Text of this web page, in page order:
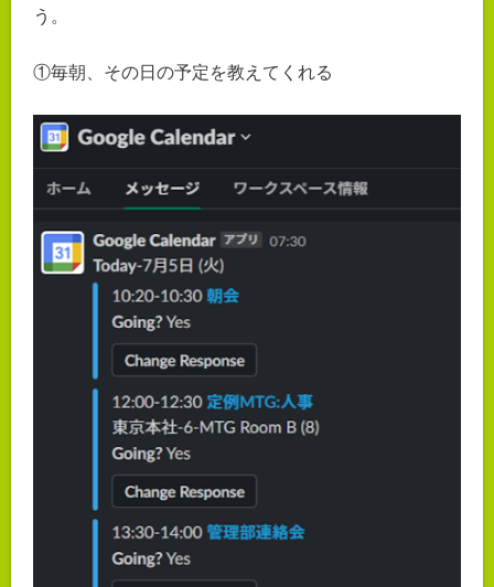
う。
①毎朝、その日の予定を教えてくれる